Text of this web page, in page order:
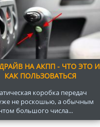
НА АКПП - ЧТО ЭТО И
КАК ПОЛЬЗОВАТЬСЯ
коробка передач
не роскошью, а обычным
большого числа...